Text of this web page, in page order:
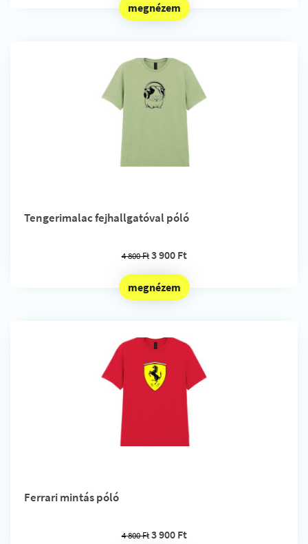
megnézem
Tengerimalac fejhallgatóval póló
4 800 Ft 3 900 Ft
megnézem
Ferrari mintás póló
4 800 Ft 3 900 Ft